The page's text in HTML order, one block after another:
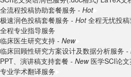
全流程投稿协助套餐服务 - Hot
极速润色投稿套餐服务 - Hot 全程无忧投
全程专业指导服务
临床医生研究支持 - New
临床回顾性研究方案设计及数据分析服务 -
PPT、演讲稿支持套餐 - New 医学SCI论
专业学术翻译服务